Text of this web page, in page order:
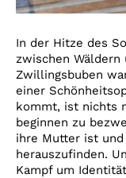
In der Hitze des
zwischen Wäldern
Zwillingsbuben
einer
kommt, ist nichts
beginnen zu
ihre Mutter ist
herauszufinden.
Kampf um